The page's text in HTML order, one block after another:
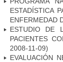
ESTADÍSTICA
ENFERMEDAD
ESTUDIO DE
PACIENTES
2008-11-09)
EVALUACIÓN